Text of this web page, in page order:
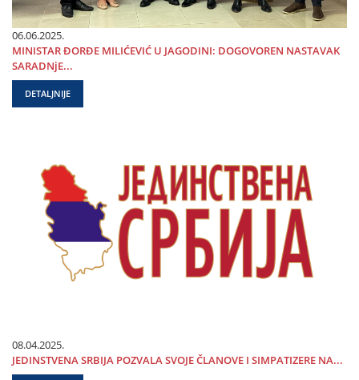
06.06.2025.
MINISTAR ĐORĐE MILIĆEVIĆ U ЈAGODINI: DOGOVOREN NASTAVAK
SARADNjE...
DETALJNIJE
08.04.2025.
ЈEDINSTVENA SRBIЈA POZVALA SVOЈE ČLANOVE I SIMPATIZERE NA...